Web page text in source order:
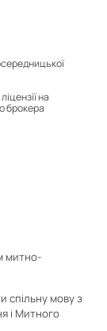
митно-
спільну мову з
і Митного
на
брокера